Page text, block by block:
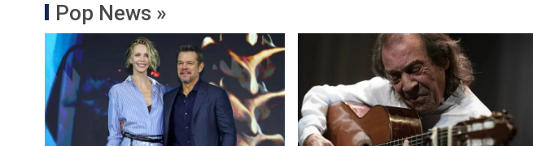
Pop News »